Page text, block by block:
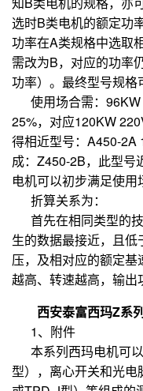
选时B类电机的额定功
功率在A类规格中选取
需改为B，对应的功率
功率）。最终型号规格
使用场合需：96KW
25%，对应120KW
得相近型号：A450-
成：Z450-2B，此型号
电机可以初步满足使用
折算关系为：
首先在相同类型的
生的数据最接近，且
压，及相对应的额定
越高、转速越高，输出
西安泰富西玛Z系
1、附件
本系列西玛电机可
型），离心开关和光